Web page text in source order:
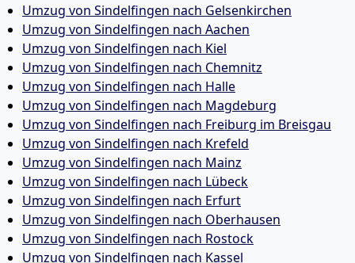
Umzug von Sindelfingen nach Gelsenkirchen
Umzug von Sindelfingen nach Aachen
Umzug von Sindelfingen nach Kiel
Umzug von Sindelfingen nach Chemnitz
Umzug von Sindelfingen nach Halle
Umzug von Sindelfingen nach Magdeburg
Umzug von Sindelfingen nach Freiburg im Breisgau
Umzug von Sindelfingen nach Krefeld
Umzug von Sindelfingen nach Mainz
Umzug von Sindelfingen nach Lübeck
Umzug von Sindelfingen nach Erfurt
Umzug von Sindelfingen nach Oberhausen
Umzug von Sindelfingen nach Rostock
Umzug von Sindelfingen nach Kassel